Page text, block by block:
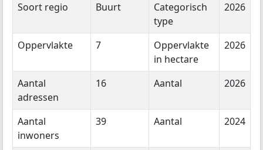
Soort regio
Buurt
Categorisch
type
2026
Oppervlakte 7
Oppervlakte
in hectare
2026
Aantal
adressen
16 Aantal 2026
Aantal
inwoners
39 Aantal 2024